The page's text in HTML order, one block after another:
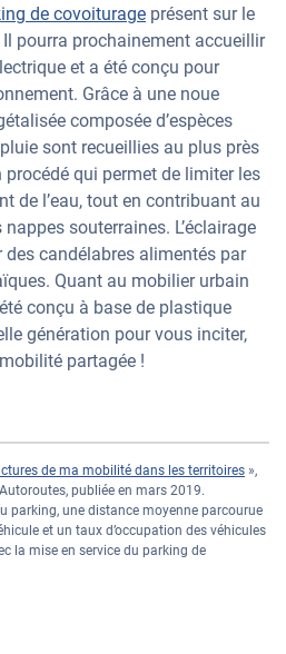
de covoiturage présent sur le
Il pourra prochainement accueillir
et a été conçu pour
Grâce à une noue
composée d’espèces
sont recueillies au plus près
qui permet de limiter les
de l’eau, tout en contribuant au
souterraines. L’éclairage
candélabres alimentés par
Quant au mobilier urbain
conçu à base de plastique
génération pour vous inciter,
partagée !
de ma mobilité dans les territoires »,
publiée en mars 2019.
parking, une distance moyenne parcourue
et un taux d’occupation des véhicules
la mise en service du parking de